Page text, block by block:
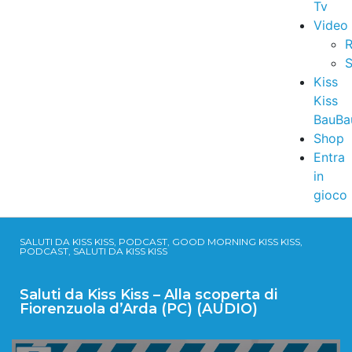
Tv
Video
Kiss
Kiss
Shop
Entra
in
gioco
SALUTI DA KISS KISS, PODCAST, GOOD MORNING KISS KISS,
PODCAST, SALUTI DA KISS KISS
Saluti da Kiss Kiss – Alla scoperta di
Fiorenzuola d’Arda (PC) (AUDIO)